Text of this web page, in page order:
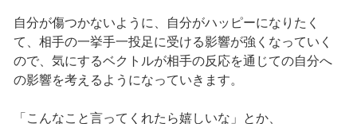
自分が傷つかないように、自分がハッピーになりたく
て、相手の一挙手一投足に受ける影響が強くなっていく
ので、気にするベクトルが相手の反応を通じての自分へ
の影響を考えるようになっていきます。
「こんなこと言ってくれたら嬉しいな」とか、